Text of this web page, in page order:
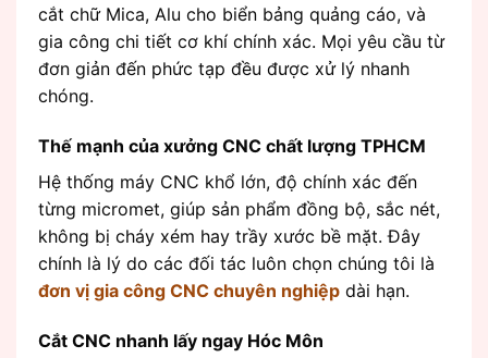
cắt chữ Mica, Alu cho biển bảng quảng cáo, và
gia công chi tiết cơ khí chính xác. Mọi yêu cầu từ
đơn giản đến phức tạp đều được xử lý nhanh
chóng.
Thế mạnh của xưởng CNC chất lượng TPHCM
Hệ thống máy CNC khổ lớn, độ chính xác đến
từng micromet, giúp sản phẩm đồng bộ, sắc nét,
không bị cháy xém hay trầy xước bề mặt. Đây
chính là lý do các đối tác luôn chọn chúng tôi là
đơn vị gia công CNC chuyên nghiệp dài hạn.
Cắt CNC nhanh lấy ngay Hóc Môn